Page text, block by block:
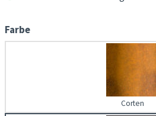
Farbe
Corten